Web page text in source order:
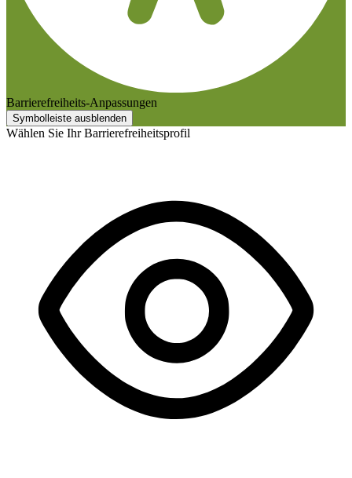
Barrierefreiheits-Anpassungen
Symbolleiste ausblenden
Wählen Sie Ihr Barrierefreiheitsprofil